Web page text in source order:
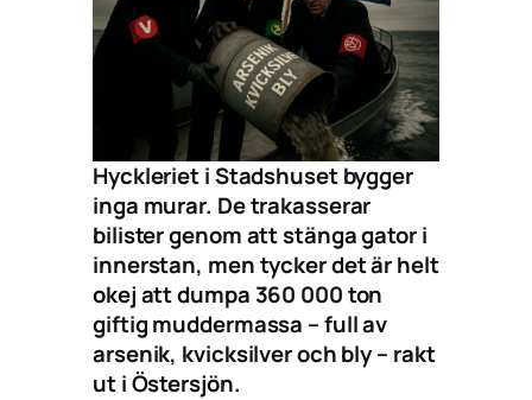
Hyckleriet i Stadshuset bygger
inga murar. De trakasserar
bilister genom att stänga gator i
innerstan, men tycker det är helt
okej att dumpa 360 000 ton
giftig muddermassa – full av
arsenik, kvicksilver och bly – rakt
ut i Östersjön.